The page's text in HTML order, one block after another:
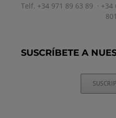
Telf. +34 971 89 63 89 ·
801
SUSCRÍBETE A